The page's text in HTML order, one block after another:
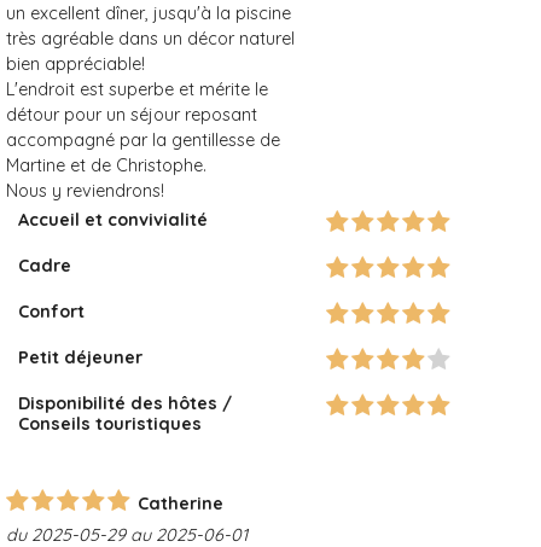
un excellent dîner, jusqu'à la piscine
très agréable dans un décor naturel
bien appréciable!
L'endroit est superbe et mérite le
détour pour un séjour reposant
accompagné par la gentillesse de
Martine et de Christophe.
Nous y reviendrons!
Accueil et convivialité
Cadre
Confort
Petit déjeuner
Disponibilité des hôtes /
Conseils touristiques
Catherine
du 2025-05-29 au 2025-06-01